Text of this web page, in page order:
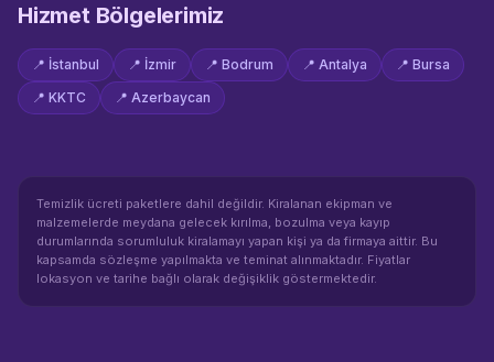
Hizmet Bölgelerimiz
📍 İstanbul 📍 İzmir 📍 Bodrum 📍 Antalya 📍 Bursa
📍 KKTC 📍 Azerbaycan
Temizlik ücreti paketlere dahil değildir. Kiralanan ekipman ve
malzemelerde meydana gelecek kırılma, bozulma veya kayıp
durumlarında sorumluluk kiralamayı yapan kişi ya da firmaya aittir. Bu
kapsamda sözleşme yapılmakta ve teminat alınmaktadır. Fiyatlar
lokasyon ve tarihe bağlı olarak değişiklik göstermektedir.